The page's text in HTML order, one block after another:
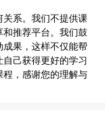
系。我们不提供课
推荐平台。我们鼓
果，这样不仅能帮
己获得更好的学习
，感谢您的理解与